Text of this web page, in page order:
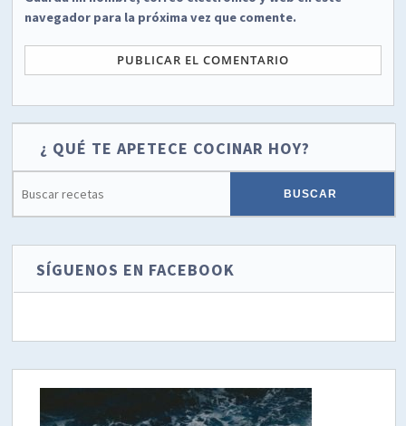
navegador para la próxima vez que comente.
¿ QUÉ TE APETECE COCINAR HOY?
SÍGUENOS EN FACEBOOK